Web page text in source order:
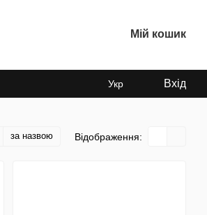
Мій кошик
Укр Вхід
за назвою Відображення: